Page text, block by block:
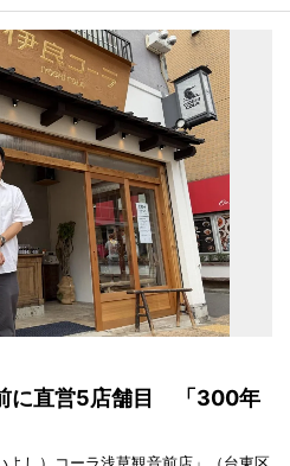
に直営5店舗目 「300年